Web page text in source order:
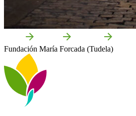
Fundación María Forcada (Tudela)